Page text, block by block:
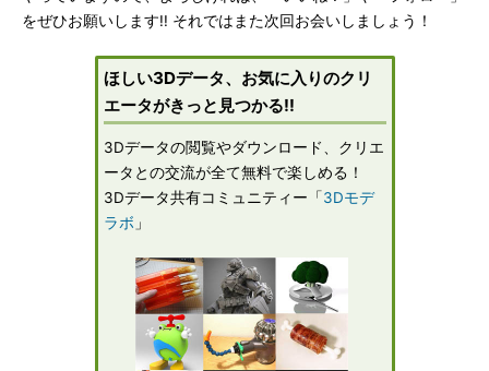
をぜひお願いします!! それではまた次回お会いしましょう！
ほしい3Dデータ、お気に入りのクリ
エータがきっと見つかる!!
3Dデータの閲覧やダウンロード、クリエ
ータとの交流が全て無料で楽しめる！
3Dデータ共有コミュニティー「3Dモデ
ラボ 」